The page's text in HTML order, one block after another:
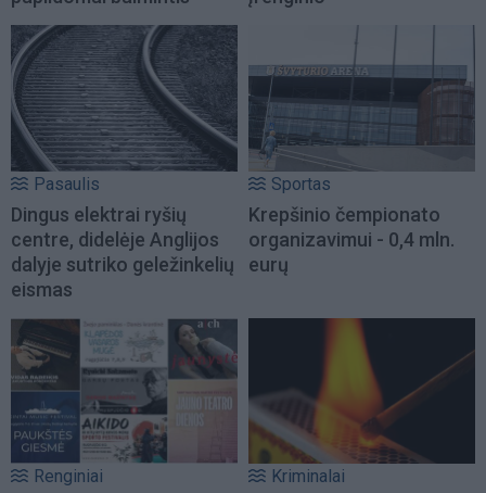
Pasaulis
Dingus elektrai ryšių
centre, didelėje Anglijos
dalyje sutriko geležinkelių
eismas
Sportas
Krepšinio čempionato
organizavimui - 0,4 mln.
eurų
Renginiai Kriminalai